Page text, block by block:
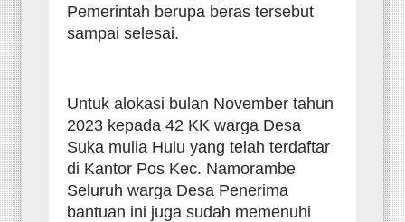
Pemerintah berupa beras tersebut
sampai selesai.
Untuk alokasi bulan November tahun
2023 kepada 42 KK warga Desa
Suka mulia Hulu yang telah terdaftar
di Kantor Pos Kec. Namorambe
Seluruh warga Desa Penerima
bantuan ini juga sudah memenuhi